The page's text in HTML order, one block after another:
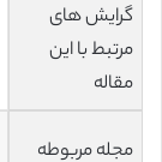
گرایش های
مرتبط با این
مقاله
مجله مربوطه